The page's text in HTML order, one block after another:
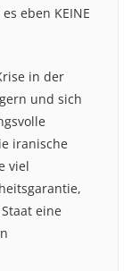
eben KEINE
in der
und sich
iranische
viel
eine